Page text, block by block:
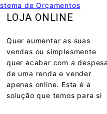
de Orçamentos
LOJA ONLINE
Quer aumentar as suas
vendas ou simplesmente
quer acabar com a despesa
de uma renda e vender
apenas online. Esta é a
solução que temos para si
se ao disponibilizar